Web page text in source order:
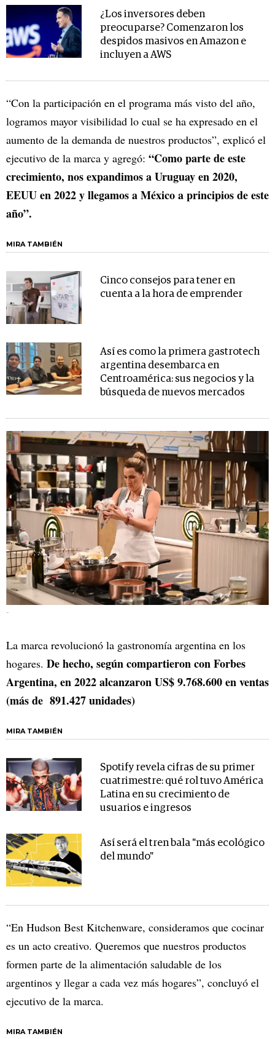
¿Los inversores deben
preocuparse? Comenzaron los
despidos masivos en Amazon e
incluyen a AWS
“Con la participación en el programa más visto del año,
logramos mayor visibilidad lo cual se ha expresado en el
aumento de la demanda de nuestros productos”, explicó el
ejecutivo de la marca y agregó: “Como parte de este
crecimiento, nos expandimos a Uruguay en 2020,
EEUU en 2022 y llegamos a México a principios de este
año”.
MIRA TAMBIÉN
Cinco consejos para tener en
cuenta a la hora de emprender
Así es como la primera gastrotech
argentina desembarca en
Centroamérica: sus negocios y la
búsqueda de nuevos mercados
-
La marca revolucionó la gastronomía argentina en los
hogares. De hecho, según compartieron con Forbes
Argentina, en 2022 alcanzaron US$ 9.768.600 en ventas
(más de 891.427 unidades)
MIRA TAMBIÉN
Spotify revela cifras de su primer
cuatrimestre: qué rol tuvo América
Latina en su crecimiento de
usuarios e ingresos
Así será el tren bala "más ecológico
del mundo"
“En Hudson Best Kitchenware, consideramos que cocinar
es un acto creativo. Queremos que nuestros productos
formen parte de la alimentación saludable de los
argentinos y llegar a cada vez más hogares”, concluyó el
ejecutivo de la marca.
MIRA TAMBIÉN